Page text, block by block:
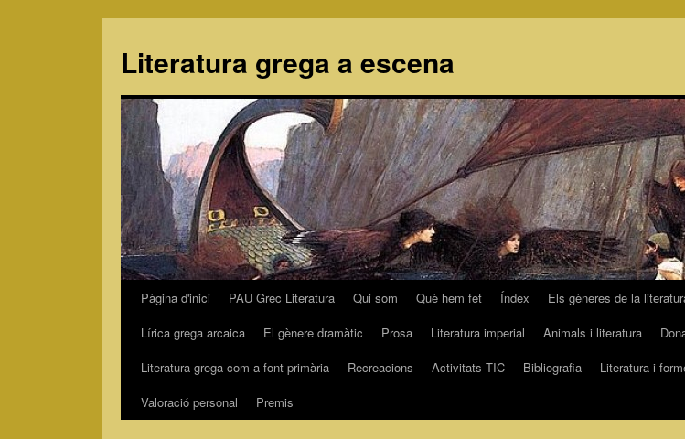
Literatura grega a escena
Vés
contingut
Pàgina d'inici PAU Grec Literatura Qui som Què hem fet Índex Els gèneres de la
Lírica grega arcaica
El gènere dramàtic Prosa Literatura imperial Animals i literatura
Literatura grega com a font primària
Recreacions Activitats TIC Bibliografia Literatura i
Valoració personal
Premis